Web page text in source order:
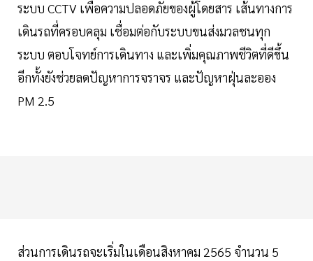
ระบบ CCTV เพื่อความปลอดภัยของผู้โดยสาร เส้นทางการ
เดินรถที่ครอบคลุม เชื่อมต่อกับระบบขนส่งมวลชนทุก
ระบบ ตอบโจทย์การเดินทาง และเพิ่มคุณภาพชีวิตที่ดีขึ้น
อีกทั้งยังช่วยลดปัญหาการจราจร และปัญหาฝุ่นละออง
PM 2.5
ส่วนการเดินรถจะเริ่มในเดือนสิงหาคม 2565 จำนวน 5